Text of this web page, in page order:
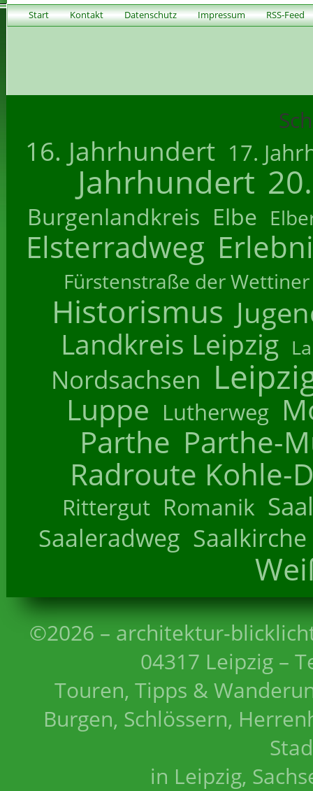
Start Kontakt Datenschutz Impressum RSS-Feed
16. Jahrhundert 17.
Jahrhundert
Burgenlandkreis Elbe
Elsterradweg
Fürstenstraße der Wettiner
Historismus
Landkreis Leipzig
Nordsachsen
Luppe Lutherweg
Parthe Parthe-
Radroute Kohle-
Rittergut Romanik
Saaleradweg Saalkirche
©2026 – architektur-
04317 Leipzig –
Touren, Tipps &
Burgen, Schlössern,
in Leipzig,